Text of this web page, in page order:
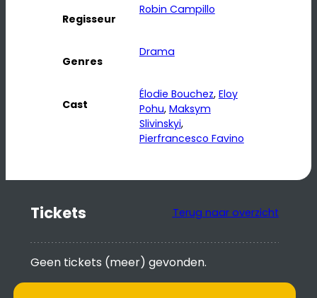
Regisseur
Robin Campillo
Genres
Drama
Cast
Élodie Bouchez, Eloy
Pohu, Maksym
Slivinskyi,
Pierfrancesco Favino
Tickets Terug naar overzicht
Geen tickets (meer) gevonden.